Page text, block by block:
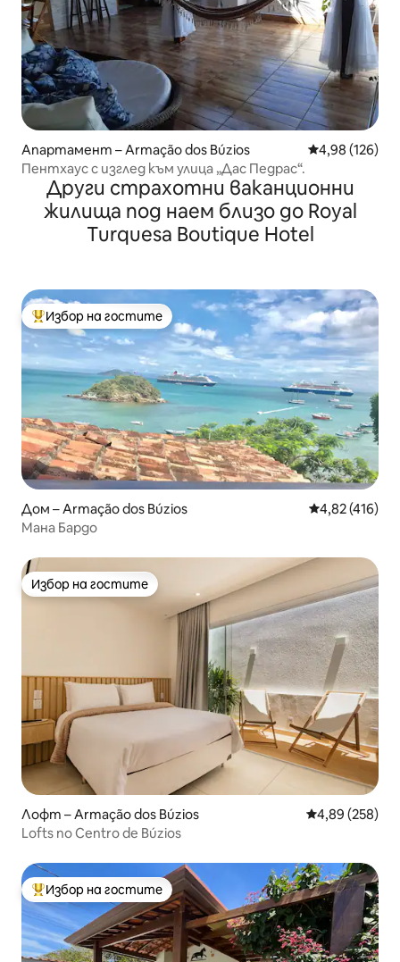
Апартамент – Armação dos Búzios Средна
4,98 (126)
Пентхаус с изглед към улица „Дас Педрас“.
Други страхотни ваканционни
жилища под наем близо до Royal
Turquesa Boutique Hotel
Най-популярен избор на гостите
Избор на гостите
Дом – Armação dos Búzios Средна
4,82 (416)
Мана Бардо
Избор на гостите
Избор на гостите
Лофт – Armação dos Búzios Средна
4,89 (258)
Lofts no Centro de Búzios
Най-популярен избор на гостите
Избор на гостите